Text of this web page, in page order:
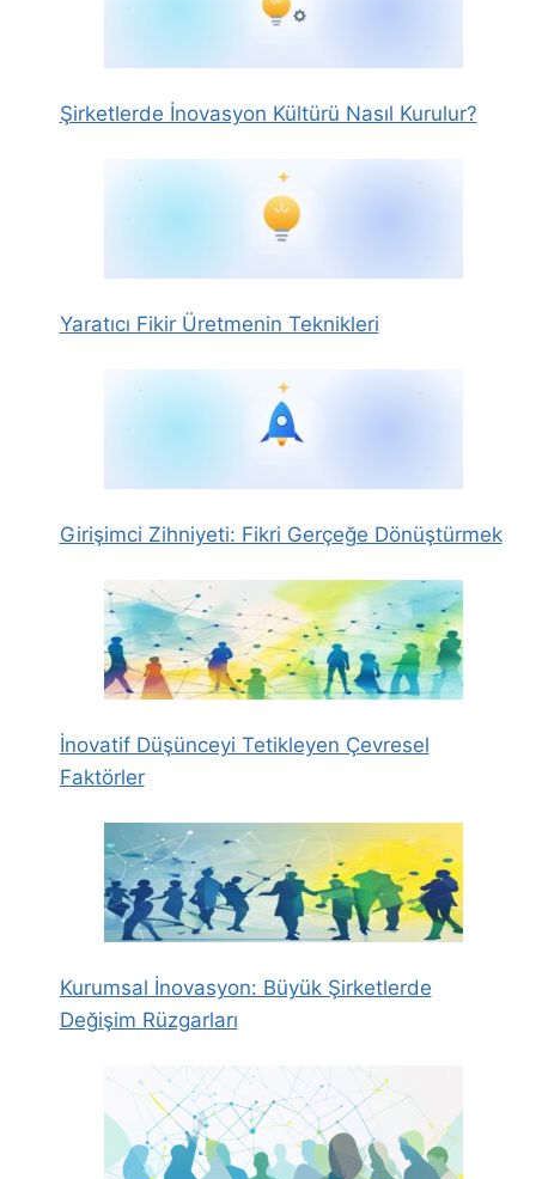
Şirketlerde İnovasyon Kültürü Nasıl Kurulur?
Yaratıcı Fikir Üretmenin Teknikleri
Girişimci Zihniyeti: Fikri Gerçeğe Dönüştürmek
İnovatif Düşünceyi Tetikleyen Çevresel
Faktörler
Kurumsal İnovasyon: Büyük Şirketlerde
Değişim Rüzgarları